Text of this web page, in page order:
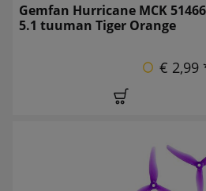
Gemfan Hurricane MCK
5.1 tuuman Tiger Orange
€ 2,99